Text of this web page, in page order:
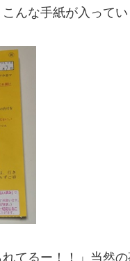
んな手紙が入ってい
れてるー！！」当然